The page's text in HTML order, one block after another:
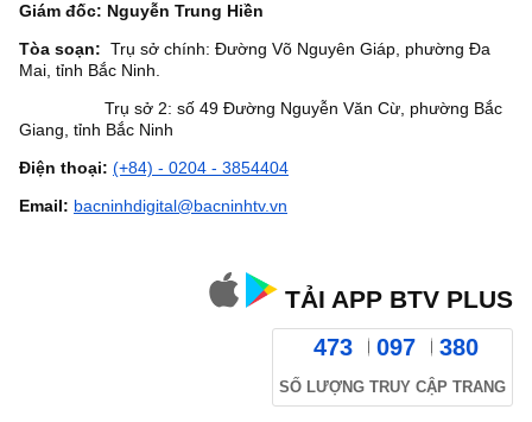
Giám đốc: Nguyễn Trung Hiền
Tòa soạn: Trụ sở chính: Đường Võ Nguyên Giáp, phường Đa
Mai, tỉnh Bắc Ninh.
Trụ sở 2: số 49 Đường Nguyễn Văn Cừ, phường Bắc
Giang, tỉnh Bắc Ninh
Điện thoại: (+84) - 0204 - 3854404
Email: bacninhdigital@bacninhtv.vn
TẢI APP BTV PLUS
473 097 380
SỐ LƯỢNG TRUY CẬP TRANG